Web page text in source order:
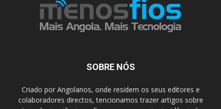
SOBRE NÓS
Criado por Angolanos, onde residem os seus editores e
colaboradores directos, tencionamos trazer artigos sobre